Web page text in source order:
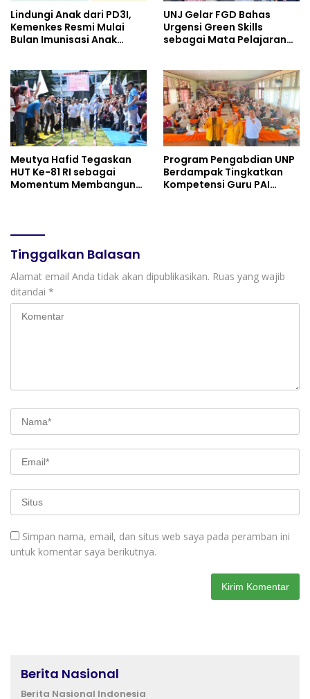
Lindungi Anak dari PD3I,
Kemenkes Resmi Mulai
Bulan Imunisasi Anak
UNJ Gelar FGD Bahas
Urgensi Green Skills
sebagai Mata Pelajaran
Perhotelan, dan UPW
Meutya Hafid Tegaskan
HUT Ke-81 RI sebagai
Momentum Membangun
Program Pengabdian UNP
Berdampak Tingkatkan
Kompetensi Guru PAI
Tinggalkan Balasan
Alamat email Anda tidak akan dipublikasikan. Ruas yang wajib
ditandai *
Simpan nama, email, dan situs web saya pada peramban ini
untuk komentar saya berikutnya.
Berita Nasional
Berita Nasional Indonesia